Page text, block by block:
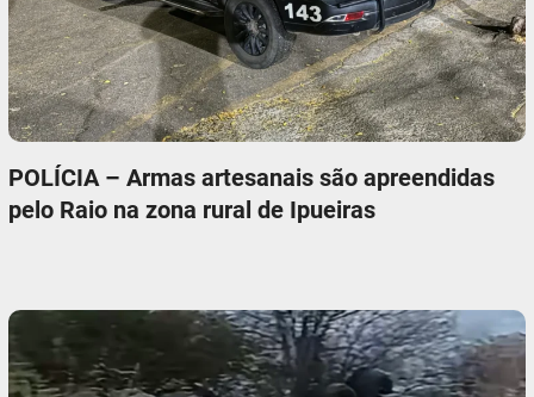
POLÍCIA – Armas artesanais são apreendidas
pelo Raio na zona rural de Ipueiras